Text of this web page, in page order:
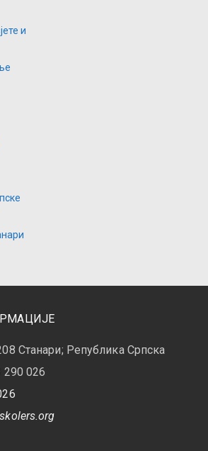
и
Станари; Република Српска
290 026